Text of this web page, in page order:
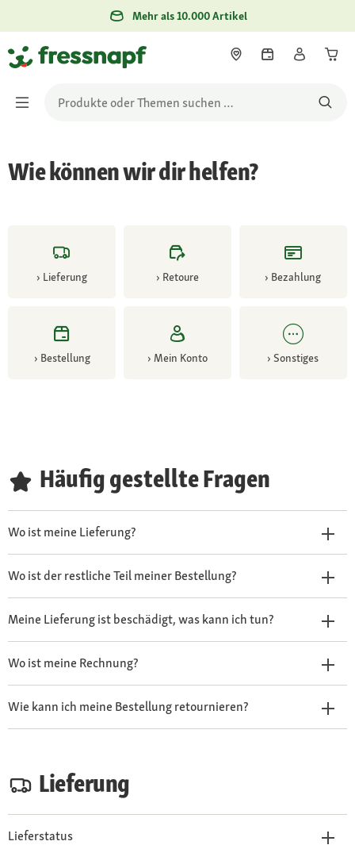
Mehr als 10.000 Artikel
Wie können wir dir helfen?
› Lieferung › Retoure › Bezahlung
› Bestellung › Mein Konto ›Sonstiges
Häufig gestellte Fragen
Wo ist meine Lieferung?
Wo ist der restliche Teil meiner Bestellung?
Meine Lieferung ist beschädigt, was kann ich tun?
Wo ist meine Rechnung?
Wie kann ich meine Bestellung retournieren?
Lieferung
Lieferstatus